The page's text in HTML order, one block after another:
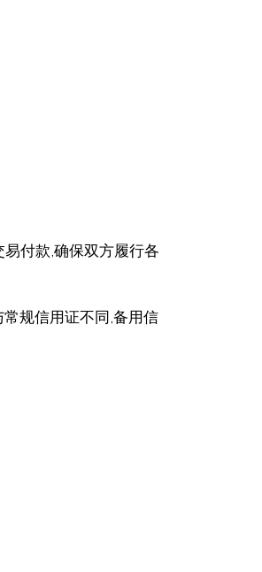
付款,确保双方履行各
规信用证不同,备用信